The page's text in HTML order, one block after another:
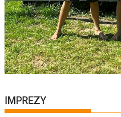
IMPREZY